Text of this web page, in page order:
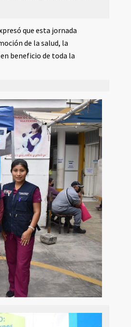
que esta jornada
de la salud, la
beneficio de toda la